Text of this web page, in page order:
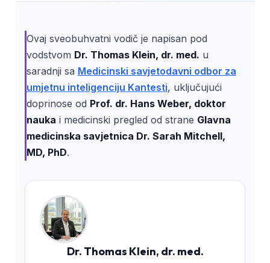
Ovaj sveobuhvatni vodič je napisan pod
vodstvom Dr. Thomas Klein, dr. med. u
saradnji sa Medicinski savjetodavni odbor za
umjetnu inteligenciju Kantesti, uključujući
doprinose od Prof. dr. Hans Weber, doktor
nauka i medicinski pregled od strane Glavna
medicinska savjetnica Dr. Sarah Mitchell,
MD, PhD.
Dr. Thomas Klein, dr. med.